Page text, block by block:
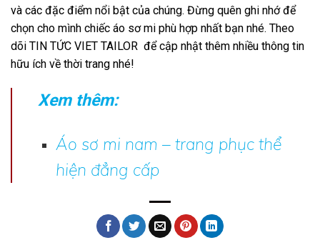
và các đặc điểm nổi bật của chúng. Đừng quên ghi nhớ để
chọn cho mình chiếc áo sơ mi phù hợp nhất bạn nhé. Theo
dõi TIN TỨC VIET TAILOR để cập nhật thêm nhiều thông tin
hữu ích về thời trang nhé!
Xem thêm:
Áo sơ mi nam – trang phục thể
hiện đẳng cấp